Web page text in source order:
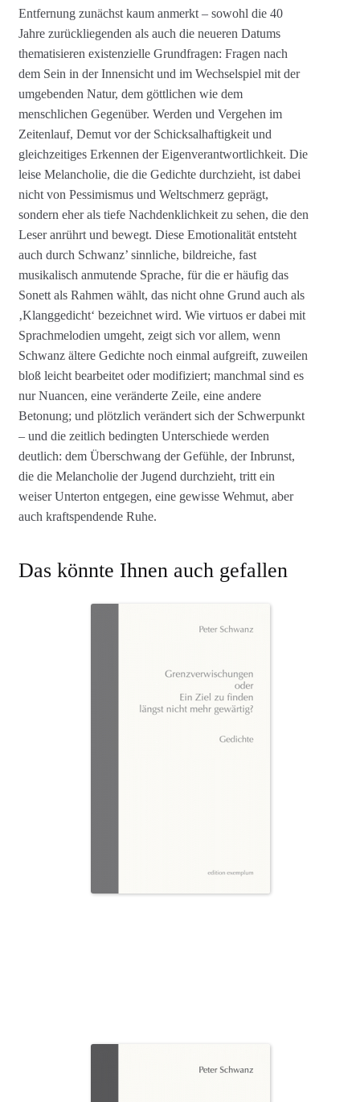
Entfernung zunächst kaum anmerkt – sowohl die 40
Jahre zurückliegenden als auch die neueren Datums
thematisieren existenzielle Grundfragen: Fragen nach
dem Sein in der Innensicht und im Wechselspiel mit der
umgebenden Natur, dem göttlichen wie dem
menschlichen Gegenüber. Werden und Vergehen im
Zeitenlauf, Demut vor der Schicksalhaftigkeit und
gleichzeitiges Erkennen der Eigenverantwortlichkeit. Die
leise Melancholie, die die Gedichte durchzieht, ist dabei
nicht von Pessimismus und Weltschmerz geprägt,
sondern eher als tiefe Nachdenklichkeit zu sehen, die den
Leser anrührt und bewegt. Diese Emotionalität entsteht
auch durch Schwanz’ sinnliche, bildreiche, fast
musikalisch anmutende Sprache, für die er häufig das
Sonett als Rahmen wählt, das nicht ohne Grund auch als
‚Klanggedicht‘ bezeichnet wird. Wie virtuos er dabei mit
Sprachmelodien umgeht, zeigt sich vor allem, wenn
Schwanz ältere Gedichte noch einmal aufgreift, zuweilen
bloß leicht bearbeitet oder modifiziert; manchmal sind es
nur Nuancen, eine veränderte Zeile, eine andere
Betonung; und plötzlich verändert sich der Schwerpunkt
– und die zeitlich bedingten Unterschiede werden
deutlich: dem Überschwang der Gefühle, der Inbrunst,
die die Melancholie der Jugend durchzieht, tritt ein
weiser Unterton entgegen, eine gewisse Wehmut, aber
auch kraftspendende Ruhe.
Das könnte Ihnen auch gefallen